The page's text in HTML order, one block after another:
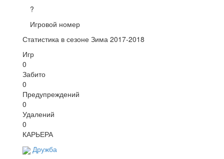
?
Игровой номер
Статистика в сезоне Зима 2017-2018
Игр
0
Забито
0
Предупреждений
0
Удалений
0
КАРЬЕРА
Дружба